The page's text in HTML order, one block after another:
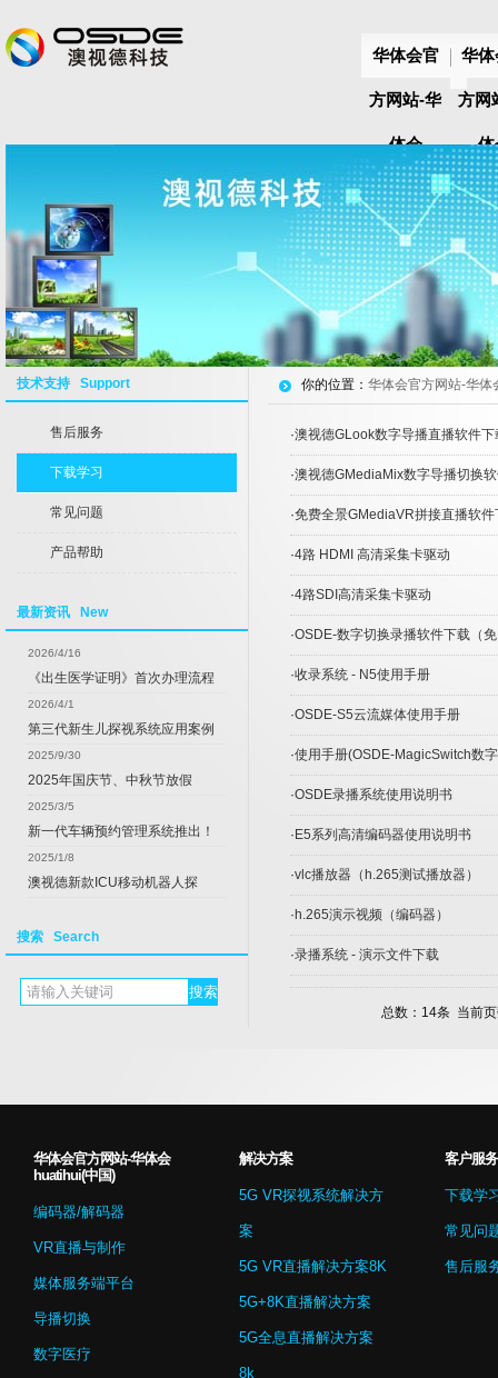
华体会官
方网站-华
体会
huatihui(中
国)
华
方网
体
技术支持 Support
售后服务
下载学习
常见问题
产品帮助
最新资讯 New
2026/4/16
《出生医学证明》首次办理流程
2026/4/1
第三代新生儿探视系统应用案例
2025/9/30
2025年国庆节、中秋节放假
2025/3/5
新一代车辆预约管理系统推出！
2025/1/8
澳视德新款ICU移动机器人探
搜索 Search
你的位置： 华体会官方网站-华
·澳视德GLook数字导播直播软件
·澳视德GMediaMix数字导播切换
·免费全景GMediaVR拼接直播软件
·4路 HDMI 高清采集卡驱动
·4路SDI高清采集卡驱动
·OSDE-数字切换录播软件下载（
·收录系统 - N5使用手册
·OSDE-S5云流媒体使用手册
·使用手册(OSDE-MagicSwitch数
·OSDE录播系统使用说明书
· E5系列高清编码器使用说明书
·vlc播放器（h.265测试播放器）
· h.265演示视频（编码器）
·录播系统 - 演示文件下载
总数：14条 当前
华体会官方网站-华体会
huatihui(中国)
编码器/解码器
VR直播与制作
媒体服务端平台
导播切换
数字医疗
解决方案
5G VR探视系统解决方
案
5G VR直播解决方案8K
5G+8K直播解决方案
5G全息直播解决方案
8k
客户服务
下载学
常见问
售后服